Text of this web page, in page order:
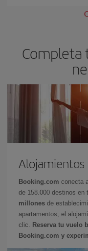
Completa
Alojamientos
Booking.com conecta
de 158.000 destinos en
millones de
apartamentos, el
clic.
Reserva tu vuelo
Booking.com y